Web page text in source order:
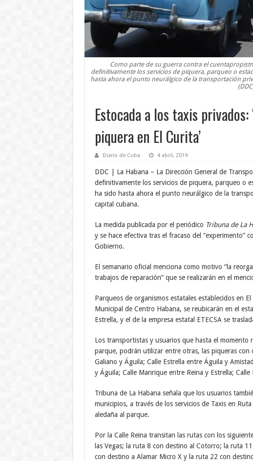
Como parte de su guerra contra el
definitivamente los servicios de piquera, parqueo o
hasta ahora el punto neurálgico de la transportación
Estocada a los taxis
piquera en El Curita’
Diario de Cuba 4 abril, 2019
DDC | La Habana – La Dirección General de
definitivamente los servicios de piquera, parqueo o
ha sido hasta ahora el punto neurálgico de la
capital cubana.
La medida publicada por el periódico Tribuna de La
y se hace efectiva tras el fracaso del “experimento”
Gobierno.
El semanario oficial menciona como motivo “la
trabajos de reparación” que se realizarán en el
Parqueos de organismos estatales establecidos en
Municipal de Centro Habana, se reubicarán en el
Estrella, y el de la empresa estatal ETECSA se
Los transportistas y usuarios que hasta el momento
parque, podrán utilizar entre otras, las piqueras con
Galiano y Águila; Calle Estrella entre Águila y
y Águila; Calle Manrique entre Reina y Estrella;
Tribuna de La Habana señala que los usuarios
municipios, a través de los servicios de Taxis en
aledaña al parque.
Por la Calle Reina transitan las rutas con los
las Vegas; la ruta 8 con destino al Cotorro; la ruta
con destino a Alamar Micro X y la ruta 22 con